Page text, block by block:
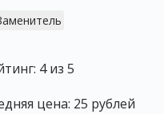
4 из 5
цена: 25 рублей